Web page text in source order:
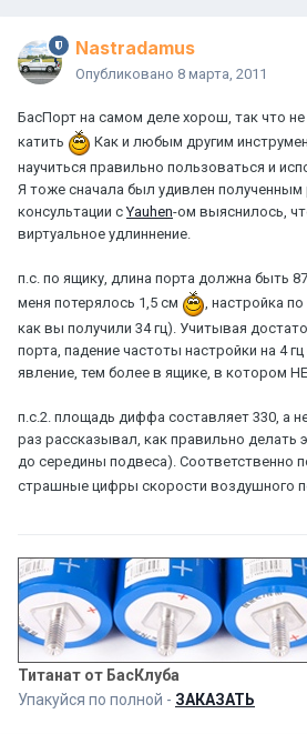
Nastradamus
Опубликовано 8 марта, 2011
БасПорт на самом деле хорош, так что не
катить
Как и любым другим
научиться правильно пользоваться и
Я тоже сначала был удивлен полученным
консультации сYauhen-ом выяснилось,
виртуальное удлиннение.
п.с. по ящику, длина порта должна быть
меня потерялось 1,5 см
, настройка по
как вы получили 34 гц). Учитывая
порта, падение частоты настройки на 4
явление, тем более в ящике, в котором
п.с.2. площадь диффа составляет 330, а
раз рассказывал, как правильно делать
до середины подвеса). Соответственно
страшные цифры скорости воздушного
Титанат от БасКлуба
Упакуйся по полной - ЗАКАЗАТЬ